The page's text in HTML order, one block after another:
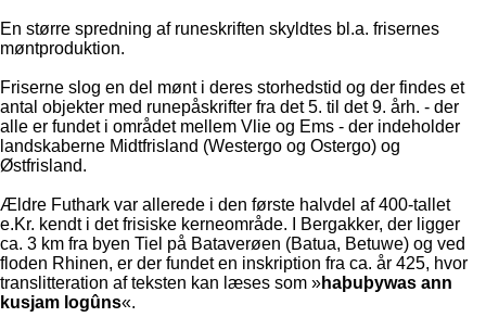
En større spredning af runeskriften skyldtes bl.a. frisernes
møntproduktion.
Friserne slog en del mønt i deres storhedstid og der findes et
antal objekter med runepåskrifter fra det 5. til det 9. årh. - der
alle er fundet i området mellem Vlie og Ems - der indeholder
landskaberne Midtfrisland (Westergo og Ostergo) og
Østfrisland.
Ældre Futhark var allerede i den første halvdel af 400-tallet
e.Kr. kendt i det frisiske kerneområde. I Bergakker, der ligger
ca. 3 km fra byen Tiel på Bataverøen (Batua, Betuwe) og ved
floden Rhinen, er der fundet en inskription fra ca. år 425, hvor
translitteration af teksten kan læses som »haþuþywas ann
kusjam logûns«.